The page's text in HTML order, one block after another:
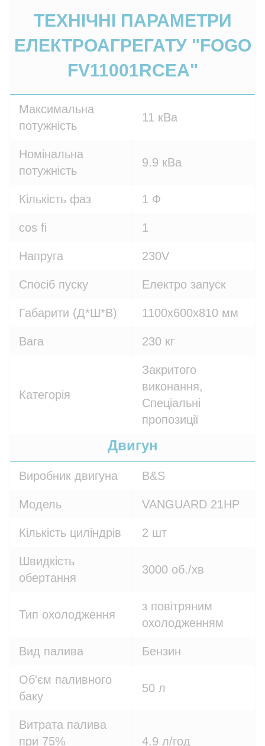
ТЕХНІЧНІ ПАРАМЕТРИ
ЕЛЕКТРОАГРЕГАТУ "FOGO
FV11001RCEA"
Максимальна
потужність
11 кВа
Номінальна
потужність
9.9 кВа
Кількість фаз 1 Ф
cos fi 1
Напруга 230V
Спосіб пуску Електро запуск
Габарити (Д*Ш*В) 1100х600х810 мм
Вага 230 кг
Категорія
Закритого
виконання,
Спеціальні
пропозиції
Двигун
Виробник двигуна B&S
Модель VANGUARD 21HP
Кількість циліндрів 2 шт
Швидкість
обертання
3000 об./хв
Тип охолодження
з повітряним
охолодженням
Вид палива Бензин
Об'єм паливного
баку
50 л
Витрата палива
при 75%
4.9 л/год